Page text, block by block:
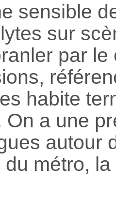
sensible
sur
par le
habite
On a une
autour
métro,